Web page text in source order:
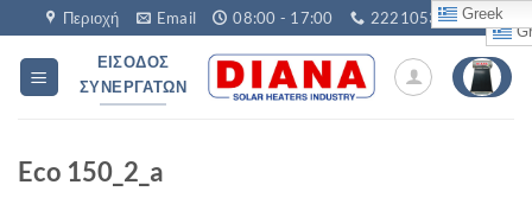
Μετάβαση
στο
περιεχόμενο
Περιοχή Email 08:00 - 17:00 2221053760
ΕΊΣΟΔΟΣ
ΣΥΝΕΡΓΑΤΏΝ
Eco 150_2_a
Greek